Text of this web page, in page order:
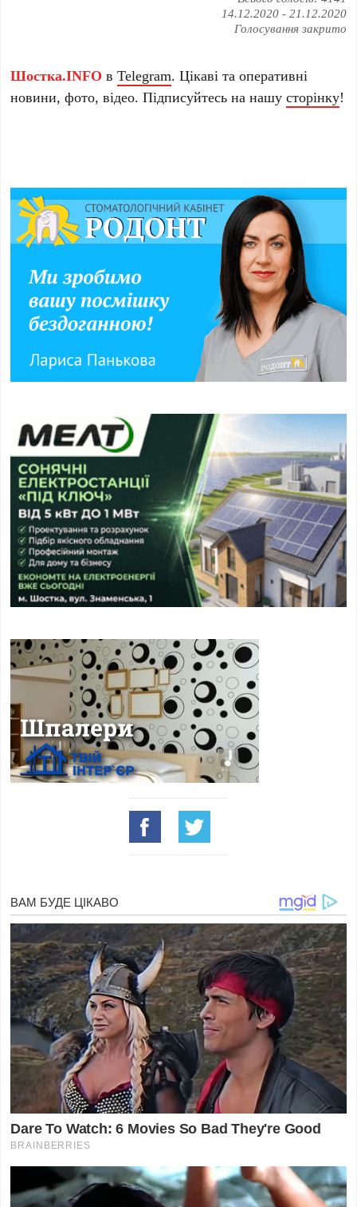
14.12.2020- 21.12.2020
Голосування закрито
Шостка.INFO вTelegram. Цікаві та оперативні
новини, фото, відео. Підписуйтесь на нашусторінку!